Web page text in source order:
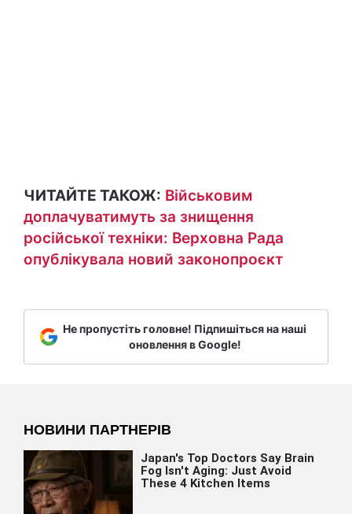
ЧИТАЙТЕ ТАКОЖ: Військовим
доплачуватимуть за знищення
російської техніки: Верховна Рада
опублікувала новий законопроєкт
Не пропустіть головне! Підпишіться на наші
оновлення в Google!